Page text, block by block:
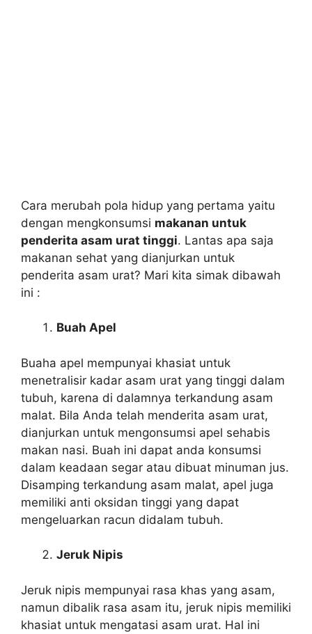
Cara merubah pola hidup yang pertama yaitu
dengan mengkonsumsi makanan untuk
penderita asam urat tinggi. Lantas apa saja
makanan sehat yang dianjurkan untuk
penderita asam urat? Mari kita simak dibawah
ini :
Buah Apel
Buaha apel mempunyai khasiat untuk
menetralisir kadar asam urat yang tinggi dalam
tubuh, karena di dalamnya terkandung asam
malat. Bila Anda telah menderita asam urat,
dianjurkan untuk mengonsumsi apel sehabis
makan nasi. Buah ini dapat anda konsumsi
dalam keadaan segar atau dibuat minuman jus.
Disamping terkandung asam malat, apel juga
memiliki anti oksidan tinggi yang dapat
mengeluarkan racun didalam tubuh.
Jeruk Nipis
Jeruk nipis mempunyai rasa khas yang asam,
namun dibalik rasa asam itu, jeruk nipis memiliki
khasiat untuk mengatasi asam urat. Hal ini